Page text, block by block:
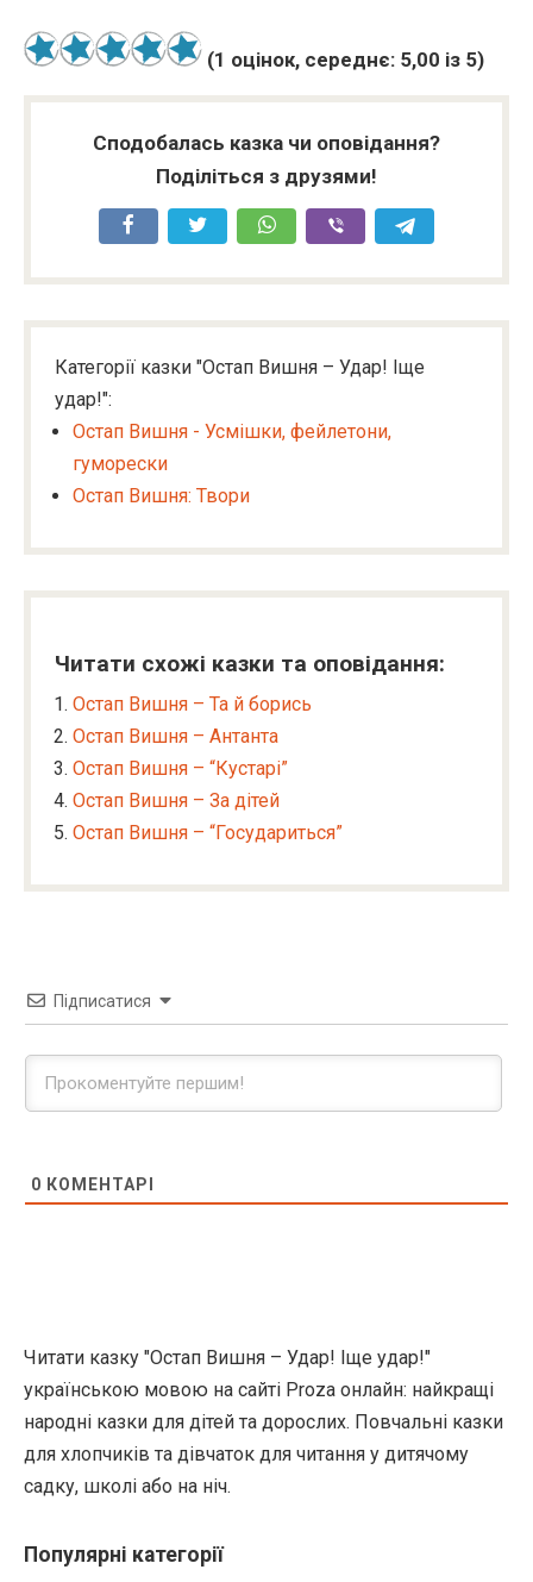
(1 оцінок, середнє: 5,00 із 5)
Сподобалась казка чи оповідання?
Поділіться з друзями!
Категорії казки "Остап Вишня – Удар! Іще
удар!":
Остап Вишня - Усмішки, фейлетони,
гуморески
Остап Вишня: Твори
Читати схожі казки та оповідання:
Остап Вишня – Та й борись
Остап Вишня – Антанта
Остап Вишня – “Кустарі”
Остап Вишня – За дітей
Остап Вишня – “Государиться”
Підписатися
0 КОМЕНТАРІ
Читати казку "Остап Вишня – Удар! Іще удар!"
українською мовою на сайті Proza онлайн: найкращі
народні казки для дітей та дорослих. Повчальні казки
для хлопчиків та дівчаток для читання у дитячому
садку, школі або на ніч.
Популярні категорії